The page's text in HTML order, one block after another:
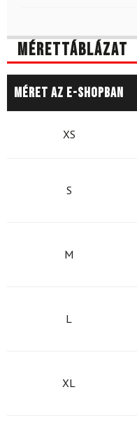
Mérettáblázat
Méret az e-shopban
XS
S
M
L
XL